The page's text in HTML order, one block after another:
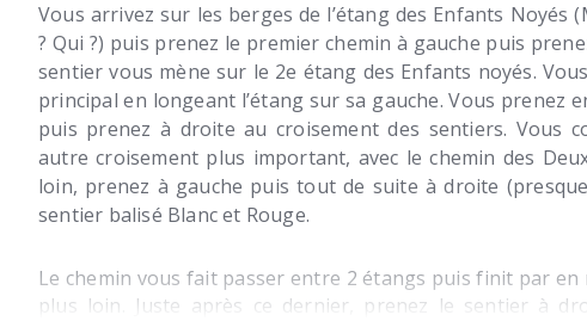
Vous arrivez sur les berges de l’étang des Enfants Noyés
? Qui ?) puis prenez le premier chemin à gauche puis
sentier vous mène sur le 2e étang des Enfants noyés.
principal en longeant l’étang sur sa gauche. Vous prenez
puis prenez à droite au croisement des sentiers. Vous
autre croisement plus important, avec le chemin des
loin, prenez à gauche puis tout de suite à droite
sentier balisé Blanc et Rouge.
Le chemin vous fait passer entre 2 étangs puis finit par
plus loin. Juste après ce dernier, prenez le sentier à